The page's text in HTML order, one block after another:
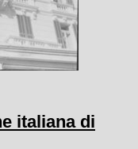
italiana di